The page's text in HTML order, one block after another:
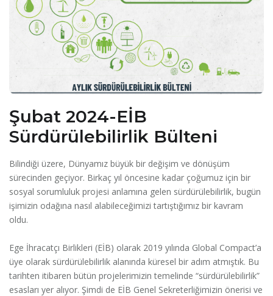
Şubat 2024-EİB
Sürdürülebilirlik Bülteni
Bilindiği üzere, Dünyamız büyük bir değişim ve dönüşüm
sürecinden geçiyor. Birkaç yıl öncesine kadar çoğumuz için bir
sosyal sorumluluk projesi anlamına gelen sürdürülebilirlik, bugün
işimizin odağına nasıl alabileceğimizi tartıştığımız bir kavram
oldu.
Ege İhracatçı Birlikleri (EİB) olarak 2019 yılında Global Compact’a
üye olarak sürdürülebilirlik alanında küresel bir adım atmıştık. Bu
tarihten itibaren bütün projelerimizin temelinde “sürdürülebilirlik”
esasları yer alıyor. Şimdi de EİB Genel Sekreterliğimizin önerisi ve